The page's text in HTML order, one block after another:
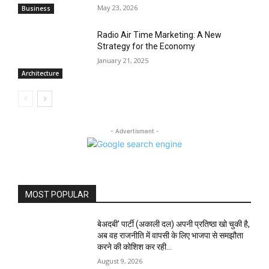
Business May 23, 2026
Architecture
Radio Air Time Marketing: A New
Strategy for the Economy
January 21, 2025
- Advertisment -
MOST POPULAR
बेअदबी’ पार्टी (अकाली दल) अपनी प्रतिष्ठा खो चुकी है,
अब वह राजनीति में वापसी के लिए भाजपा से समझौता
करने की कोशिश कर रही...
August 9, 2026